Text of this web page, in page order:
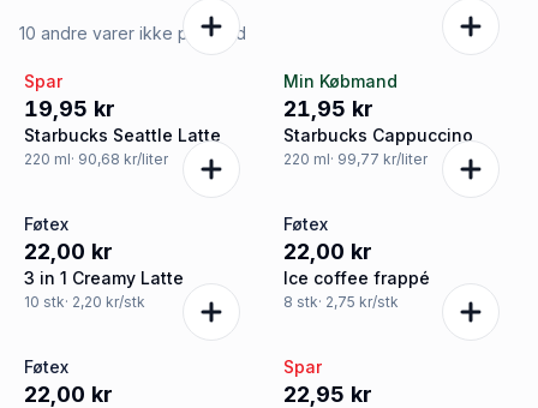
10 andre varer ikke på tilbud
Spar
19,95 kr
Starbucks Seattle Latte
220 ml· 90,68 kr/liter
Min Købmand
21,95 kr
Starbucks Cappuccino
220 ml· 99,77 kr/liter
Føtex
22,00 kr
3 in 1 Creamy Latte
10 stk· 2,20 kr/stk
Føtex
22,00 kr
Ice coffee frappé
8 stk· 2,75 kr/stk
Føtex
22,00 kr
Spar
22,95 kr